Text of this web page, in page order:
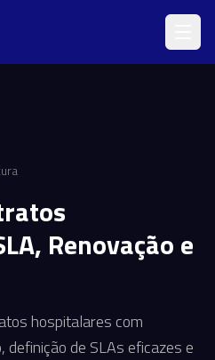
Renovação e
hospitalares com
de SLAs eficazes e